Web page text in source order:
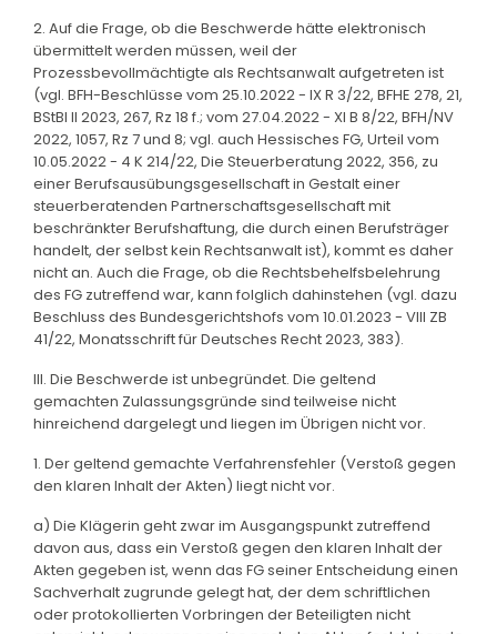
2. Auf die Frage, ob die Beschwerde hätte elektronisch
übermittelt werden müssen, weil der
Prozessbevollmächtigte als Rechtsanwalt aufgetreten ist
(vgl. BFH-Beschlüsse vom 25.10.2022 - IX R 3/22, BFHE 278, 21,
BStBl II 2023, 267, Rz 18 f.; vom 27.04.2022 - XI B 8/22, BFH/NV
2022, 1057, Rz 7 und 8; vgl. auch Hessisches FG, Urteil vom
10.05.2022 - 4 K 214/22, Die Steuerberatung 2022, 356, zu
einer Berufsausübungsgesellschaft in Gestalt einer
steuerberatenden Partnerschaftsgesellschaft mit
beschränkter Berufshaftung, die durch einen Berufsträger
handelt, der selbst kein Rechtsanwalt ist), kommt es daher
nicht an. Auch die Frage, ob die Rechtsbehelfsbelehrung
des FG zutreffend war, kann folglich dahinstehen (vgl. dazu
Beschluss des Bundesgerichtshofs vom 10.01.2023 - VIII ZB
41/22, Monatsschrift für Deutsches Recht 2023, 383).
III. Die Beschwerde ist unbegründet. Die geltend
gemachten Zulassungsgründe sind teilweise nicht
hinreichend dargelegt und liegen im Übrigen nicht vor.
1. Der geltend gemachte Verfahrensfehler (Verstoß gegen
den klaren Inhalt der Akten) liegt nicht vor.
a) Die Klägerin geht zwar im Ausgangspunkt zutreffend
davon aus, dass ein Verstoß gegen den klaren Inhalt der
Akten gegeben ist, wenn das FG seiner Entscheidung einen
Sachverhalt zugrunde gelegt hat, der dem schriftlichen
oder protokollierten Vorbringen der Beteiligten nicht